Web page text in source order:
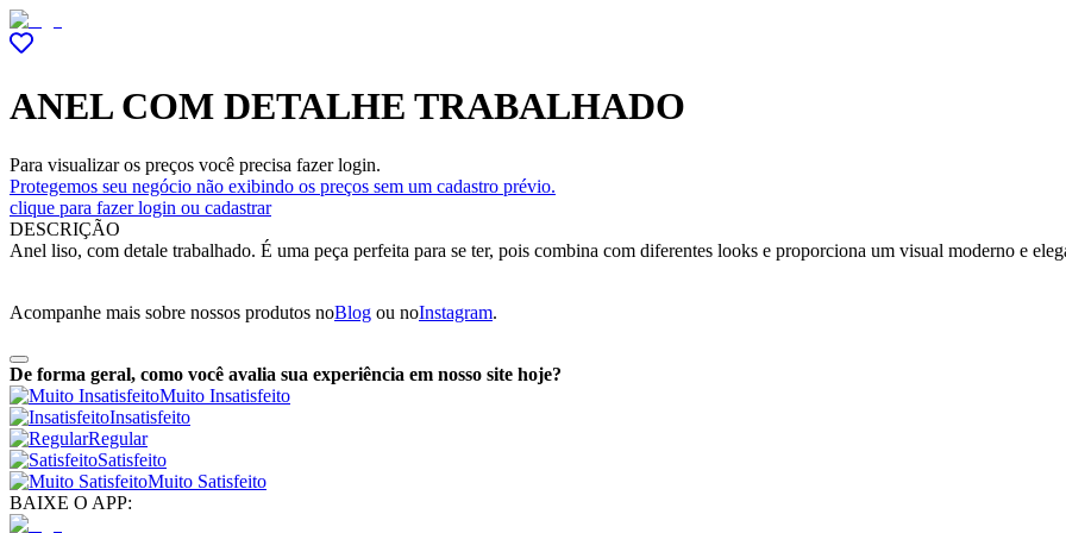
ANEL COM DETALHE TRABALHADO
Para visualizar os preços você precisa fazer login.
Protegemos seu negócio não exibindo os preços sem um cadastro prévio.
clique para fazer login ou cadastrar
DESCRIÇÃO
Anel liso, com detale trabalhado. É uma peça perfeita para se ter, pois combina com diferentes looks e proporciona um visual moderno e
Acompanhe mais sobre nossos produtos noBlog ou noInstagram.
De forma geral, como você avalia sua experiência em nosso site hoje?
Muito Insatisfeito
Insatisfeito
Regular
Satisfeito
Muito Satisfeito
BAIXE O APP: